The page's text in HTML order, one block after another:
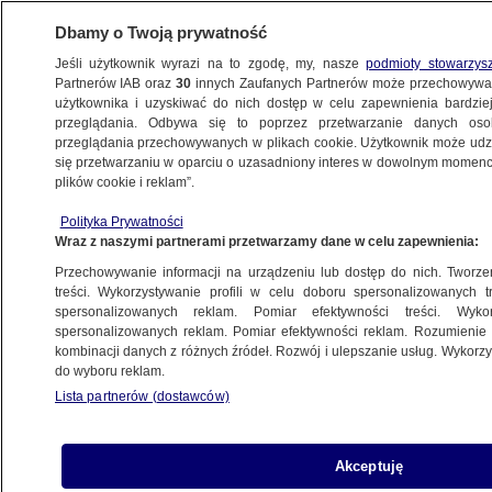
ŚWIAT
sprzęt". 50 milionów maseczek nie będzie
używanych
7.08.2020, 06:05
Udostępnij
powiedział, że będzie bardzo rozczarowany, jeśli
"jakakolwiek partia środków ochrony osobistej
Dbamy o Twoją prywatność
Jeśli użytkownik wyrazi na to zgodę, my, naszepodmioty
Partnerów IAB oraz30 innych Zaufanych Partnerów może
użytkownika i uzyskiwać do nich dostęp w celu zapewnienia
przeglądania. Odbywa się to poprzez przetwarzanie danych
przeglądania przechowywanych w plikach cookie. Użytkownik może
się przetwarzaniu w oparciu o uzasadniony interes w dowolnym
plików cookie i reklam”.
Polityka Prywatności
Wraz z naszymi partnerami przetwarzamy dane w celu zapewnienia:
Przechowywanie informacji na urządzeniu lub dostęp do nich.
treści. Wykorzystywanie profili w celu doboru spersonalizowanych
spersonalizowanych reklam. Pomiar efektywności treści.
spersonalizowanych reklam. Pomiar efektywności reklam.
kombinacji danych z różnych źródeł. Rozwój i ulepszanie usług.
do wyboru reklam.
Lista partnerów (dostawców)
Akceptuję